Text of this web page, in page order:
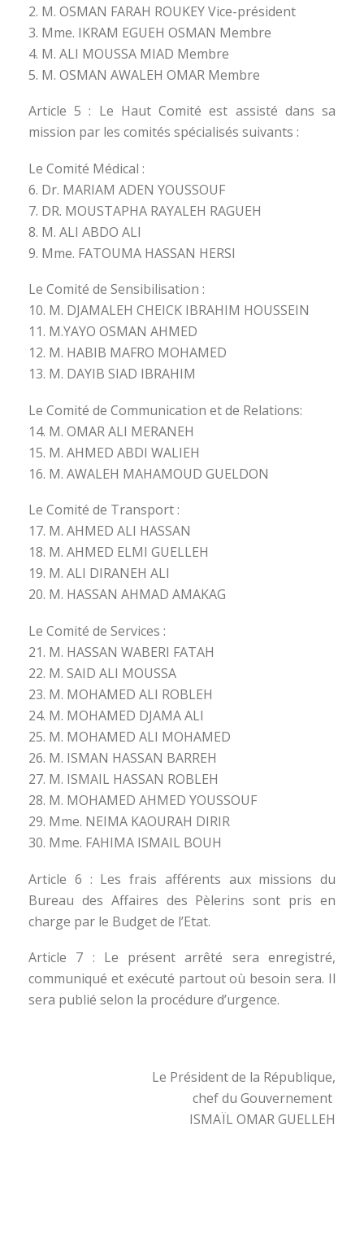
2. M. OSMAN FARAH ROUKEY Vice-président
3. Mme. IKRAM EGUEH OSMAN Membre
4. M. ALI MOUSSA MIAD Membre
5. M. OSMAN AWALEH OMAR Membre
Article 5 : Le Haut Comité est assisté dans sa
mission par les comités spécialisés suivants :
Le Comité Médical :
6. Dr. MARIAM ADEN YOUSSOUF
7. DR. MOUSTAPHA RAYALEH RAGUEH
8. M. ALI ABDO ALI
9. Mme. FATOUMA HASSAN HERSI
Le Comité de Sensibilisation :
10. M. DJAMALEH CHEICK IBRAHIM HOUSSEIN
11. M.YAYO OSMAN AHMED
12. M. HABIB MAFRO MOHAMED
13. M. DAYIB SIAD IBRAHIM
Le Comité de Communication et de Relations:
14. M. OMAR ALI MERANEH
15. M. AHMED ABDI WALIEH
16. M. AWALEH MAHAMOUD GUELDON
Le Comité de Transport :
17. M. AHMED ALI HASSAN
18. M. AHMED ELMI GUELLEH
19. M. ALI DIRANEH ALI
20. M. HASSAN AHMAD AMAKAG
Le Comité de Services :
21. M. HASSAN WABERI FATAH
22. M. SAID ALI MOUSSA
23. M. MOHAMED ALI ROBLEH
24. M. MOHAMED DJAMA ALI
25. M. MOHAMED ALI MOHAMED
26. M. ISMAN HASSAN BARREH
27. M. ISMAIL HASSAN ROBLEH
28. M. MOHAMED AHMED YOUSSOUF
29. Mme. NEIMA KAOURAH DIRIR
30. Mme. FAHIMA ISMAIL BOUH
Article 6 : Les frais afférents aux missions du
Bureau des Affaires des Pèlerins sont pris en
charge par le Budget de l’Etat.
Article 7 : Le présent arrêté sera enregistré,
communiqué et exécuté partout où besoin sera. Il
sera publié selon la procédure d’urgence.
Le Président de la République,
chef du Gouvernement
ISMAÏL OMAR GUELLEH